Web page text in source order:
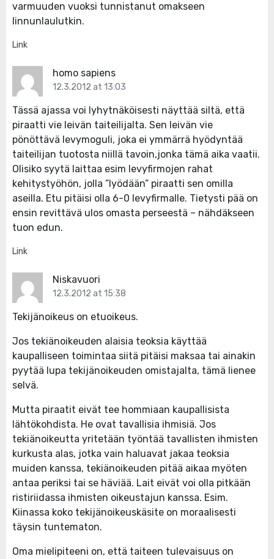
varmuuden vuoksi tunnistanut omakseen
linnunlaulutkin.
Link
homo sapiens
12.3.2012 at 13:03
Tässä ajassa voi lyhytnäköisesti näyttää siltä, että
piraatti vie leivän taiteilijalta. Sen leivän vie
pönöttävä levymoguli, joka ei ymmärrä hyödyntää
taiteilijan tuotosta niillä tavoin,jonka tämä aika vaatii.
Olisiko syytä laittaa esim levyfirmojen rahat
kehitystyöhön, jolla ”lyödään” piraatti sen omilla
aseilla. Etu pitäisi olla 6-0 levyfirmalle. Tietysti pää on
ensin revittävä ulos omasta perseestä – nähdäkseen
tuon edun.
Link
Niskavuori
12.3.2012 at 15:38
Tekijänoikeus on etuoikeus.
Jos tekiänoikeuden alaisia teoksia käyttää
kaupalliseen toimintaa siitä pitäisi maksaa tai ainakin
pyytää lupa tekijänoikeuden omistajalta, tämä lienee
selvä.
Mutta piraatit eivät tee hommiaan kaupallisista
lähtökohdista. He ovat tavallisia ihmisiä. Jos
tekiänoikeutta yritetään työntää tavallisten ihmisten
kurkusta alas, jotka vain haluavat jakaa teoksia
muiden kanssa, tekiänoikeuden pitää aikaa myöten
antaa periksi tai se häviää. Lait eivät voi olla pitkään
ristiriidassa ihmisten oikeustajun kanssa. Esim.
Kiinassa koko tekijänoikeuskäsite on moraalisesti
täysin tuntematon.
Oma mielipiteeni on, että taiteen tulevaisuus on